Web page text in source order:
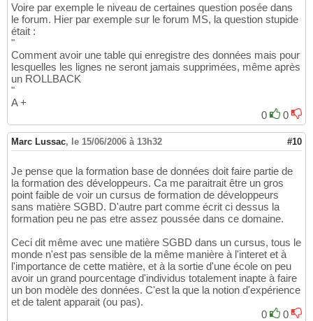
Voire par exemple le niveau de certaines question posée dans
le forum. Hier par exemple sur le forum MS, la question stupide
était :
"
Comment avoir une table qui enregistre des données mais pour
lesquelles les lignes ne seront jamais supprimées, même après
un ROLLBACK
"
A +
0
0
Marc Lussac, le 15/06/2006 à 13h32 #10
Je pense que la formation base de données doit faire partie de
la formation des développeurs. Ca me paraitrait être un gros
point faible de voir un cursus de formation de développeurs
sans matière SGBD. D'autre part comme écrit ci dessus la
formation peu ne pas etre assez poussée dans ce domaine.
Ceci dit même avec une matière SGBD dans un cursus, tous le
monde n'est pas sensible de la même manière à l'interet et à
l'importance de cette matière, et à la sortie d'une école on peu
avoir un grand pourcentage d'individus totalement inapte à faire
un bon modèle des données. C'est la que la notion d'expérience
et de talent apparait (ou pas).
0
0